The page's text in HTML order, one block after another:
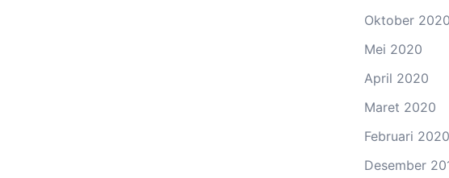
Oktober 2020
Mei 2020
April 2020
Maret 2020
Februari 2020
Desember